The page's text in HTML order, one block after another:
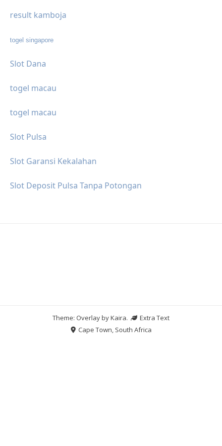
result kamboja
togel singapore
Slot Dana
togel macau
togel macau
Slot Pulsa
Slot Garansi Kekalahan
Slot Deposit Pulsa Tanpa Potongan
Theme: Overlay byKaira.
Extra Text
Cape Town, South Africa